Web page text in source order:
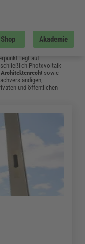
Shop Akademie
Hinzugekommen
Das Fachwissen aus dem
liegt auf
Photovoltaik-
Architektenrecht sowie
und öffentlichen